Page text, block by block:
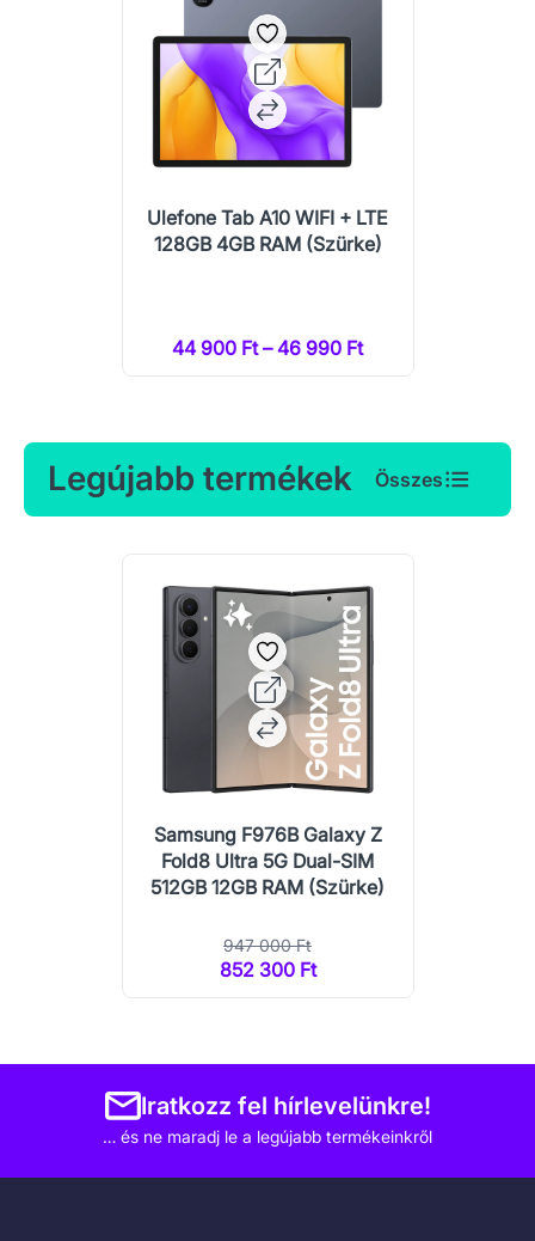
Ulefone Tab A10 WIFI + LTE
128GB 4GB RAM (Szürke)
44 900 Ft – 46 990 Ft
Legújabb termékek Összes
Samsung F976B Galaxy Z
Fold8 Ultra 5G Dual-SIM
512GB 12GB RAM (Szürke)
947 000 Ft
852 300 Ft
Iratkozz fel hírlevelünkre!
… és ne maradj le a legújabb termékeinkről